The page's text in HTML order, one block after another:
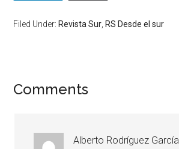
Filed Under: Revista Sur RS Desde el sur
Comments
Alberto Rodríguez García